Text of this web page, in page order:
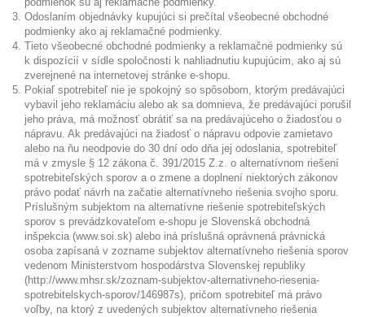
Odoslaním objednávky kupujúci si prečítal všeobecné obchodné
podmienky ako aj reklamačné podmienky.
Tieto všeobecné obchodné podmienky a reklamačné podmienky sú
k dispozícií v sídle spoločnosti k nahliadnutiu kupujúcim, ako aj sú
zverejnené na internetovej stránke e-shopu.
Pokiaľ spotrebiteľ nie je spokojný so spôsobom, ktorým predávajúci
vybavil jeho reklamáciu alebo ak sa domnieva, že predávajúci porušil
jeho práva, má možnosť obrátiť sa na predávajúceho o žiadosťou o
nápravu. Ak predávajúci na žiadosť o nápravu odpovie zamietavo
alebo na ňu neodpovie do 30 dní odo dňa jej odoslania, spotrebiteľ
má v zmysle § 12 zákona č. 391/2015 Z.z. o alternatívnom riešení
spotrebiteľských sporov a o zmene a doplnení niektorých zákonov
právo podať návrh na začatie alternatívneho riešenia svojho sporu.
Príslušným subjektom na alternatívne riešenie spotrebiteľských
sporov s prevádzkovateľom e-shopu je Slovenská obchodná
inšpekcia (www.soi.sk) alebo iná príslušná oprávnená právnická
osoba zapísaná v zozname subjektov alternatívneho riešenia sporov
vedenom Ministerstvom hospodárstva Slovenskej republiky
(http://www.mhsr.sk/zoznam-subjektov-alternativneho-riesenia-
spotrebitelskych-sporov/146987s), pričom spotrebiteľ má právo
voľby, na ktorý z uvedených subjektov alternatívneho riešenia